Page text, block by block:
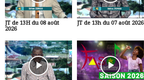
JT de 13H du 08 août
2026
JT de 13h du 07 août 2026